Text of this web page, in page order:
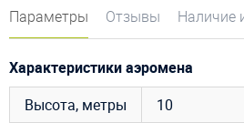
Параметры Отзывы Наличие
Характеристики аэромена
Высота, метры
10